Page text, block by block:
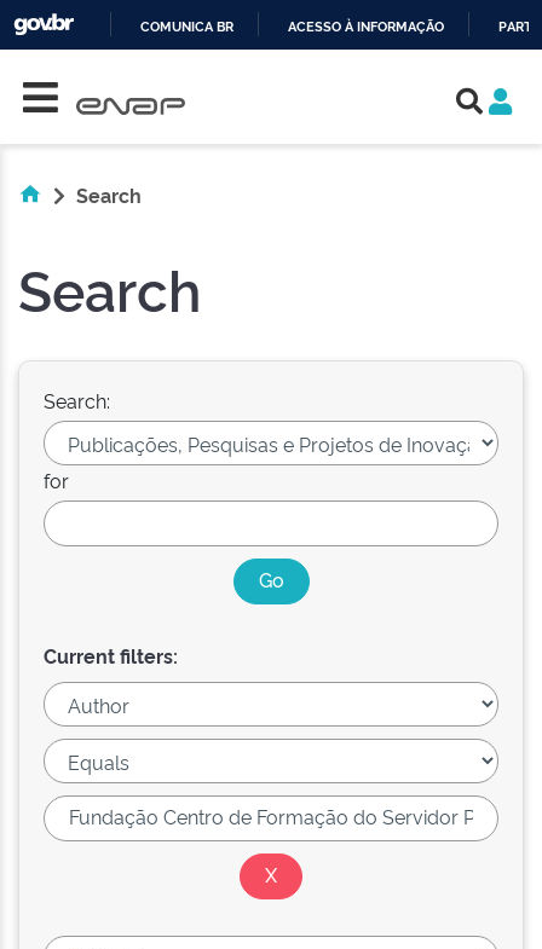
COMUNICA BR ACESSO À INFORMAÇÃO
Search
Search
Search:
for
Current filters: